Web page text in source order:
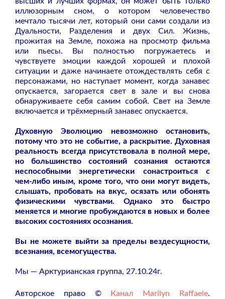
иллюзорным сном, о котором человечество
мечтало тысячи лет, который они сами создали из
Дуальности, Разделения и двух Сил. Жизнь,
прожитая на Земле, похожа на просмотр фильма
или пьесы. Вы полностью погружаетесь и
чувствуете эмоции каждой хорошей и плохой
ситуации и даже начинаете отождествлять себя с
персонажами, но наступает момент, когда занавес
опускается, загорается свет в зале и вы снова
обнаруживаете себя самим собой. Свет на Земле
включается и трёхмерный занавес опускается.
Духовную Эволюцию невозможно остановить,
потому что это не событие, а раскрытие. Духовная
реальность всегда присутствовала в полной мере,
но большинство состояний сознания остаются
неспособными энергетически сонастроиться с
чем-либо иным, кроме того, что они могут видеть,
слышать, пробовать на вкус, осязать или обонять
физическими чувствами. Однако это быстро
меняется и многие пробуждаются в новых и более
высоких состояниях осознания.
Вы не можете выйти за пределы вездесущности,
всезнания, всемогущества.
Мы — Арктурианская группа, 27.10.24г.
Авторское право © Канал Marilyn Raffaele.